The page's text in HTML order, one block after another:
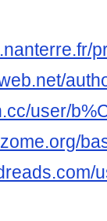
user/